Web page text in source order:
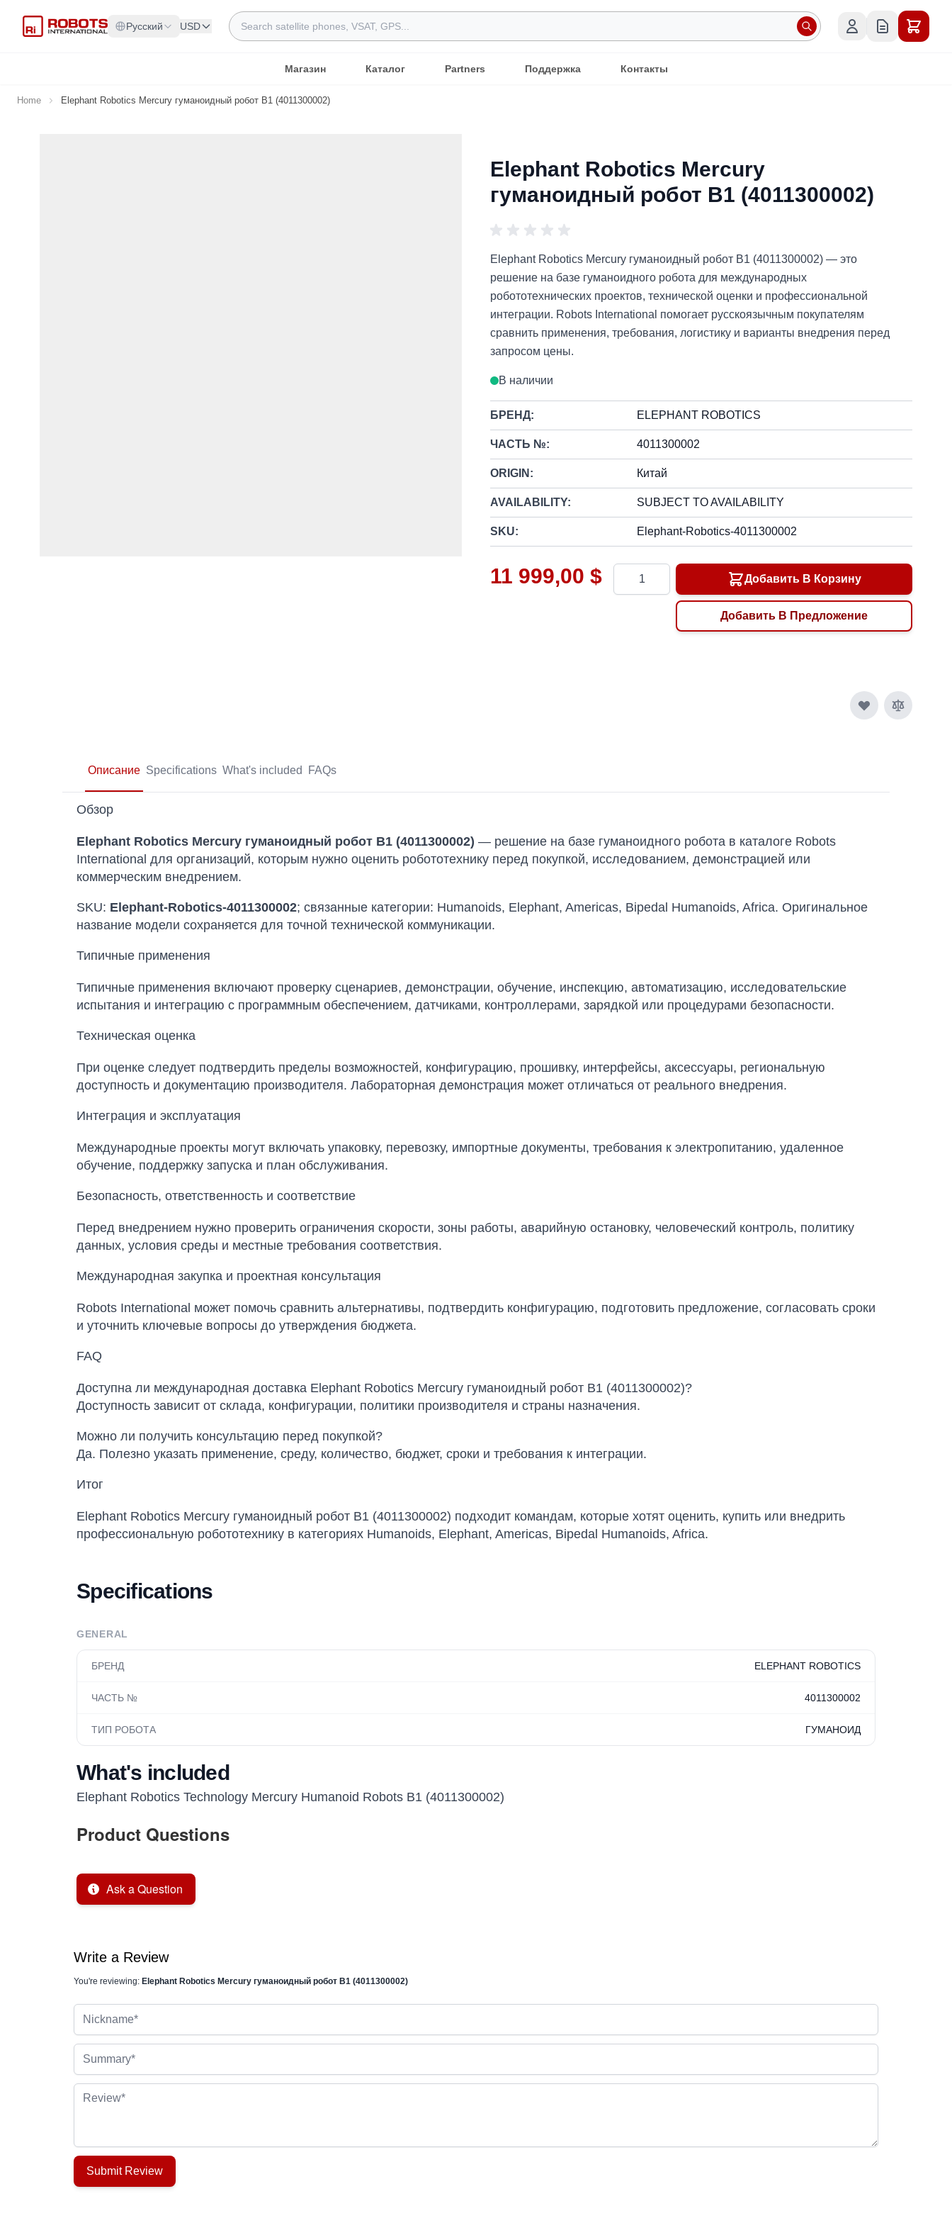
Русский USD
Search
Магазин Каталог Partners Поддержка Контакты
Home Elephant Robotics Mercury гуманоидный робот B1 (4011300002)
Elephant Robotics Mercury
гуманоидный робот B1 (4011300002)
Elephant Robotics Mercury гуманоидный робот B1 (4011300002) — это
решение на базе гуманоидного робота для международных
робототехнических проектов, технической оценки и профессиональной
интеграции. Robots International помогает русскоязычным покупателям
сравнить применения, требования, логистику и варианты внедрения перед
запросом цены.
В наличии
БРЕНД: ELEPHANT ROBOTICS
ЧАСТЬ №: 4011300002
ORIGIN: Китай
AVAILABILITY: SUBJECT TO AVAILABILITY
SKU: Elephant-Robotics-4011300002
11 999,00 $ Добавить В Корзину
Добавить В Предложение
Описание Specifications What's included FAQs
Обзор
Elephant Robotics Mercury гуманоидный робот B1 (4011300002) — решение на базе гуманоидного робота в каталоге Robots
International для организаций, которым нужно оценить робототехнику перед покупкой, исследованием, демонстрацией или
коммерческим внедрением.
SKU: Elephant-Robotics-4011300002; связанные категории: Humanoids, Elephant, Americas, Bipedal Humanoids, Africa. Оригинальное
название модели сохраняется для точной технической коммуникации.
Типичные применения
Типичные применения включают проверку сценариев, демонстрации, обучение, инспекцию, автоматизацию, исследовательские
испытания и интеграцию с программным обеспечением, датчиками, контроллерами, зарядкой или процедурами безопасности.
Техническая оценка
При оценке следует подтвердить пределы возможностей, конфигурацию, прошивку, интерфейсы, аксессуары, региональную
доступность и документацию производителя. Лабораторная демонстрация может отличаться от реального внедрения.
Интеграция и эксплуатация
Международные проекты могут включать упаковку, перевозку, импортные документы, требования к электропитанию, удаленное
обучение, поддержку запуска и план обслуживания.
Безопасность, ответственность и соответствие
Перед внедрением нужно проверить ограничения скорости, зоны работы, аварийную остановку, человеческий контроль, политику
данных, условия среды и местные требования соответствия.
Международная закупка и проектная консультация
Robots International может помочь сравнить альтернативы, подтвердить конфигурацию, подготовить предложение, согласовать сроки
и уточнить ключевые вопросы до утверждения бюджета.
FAQ
Доступна ли международная доставка Elephant Robotics Mercury гуманоидный робот B1 (4011300002)?
Доступность зависит от склада, конфигурации, политики производителя и страны назначения.
Можно ли получить консультацию перед покупкой?
Да. Полезно указать применение, среду, количество, бюджет, сроки и требования к интеграции.
Итог
Elephant Robotics Mercury гуманоидный робот B1 (4011300002) подходит командам, которые хотят оценить, купить или внедрить
профессиональную робототехнику в категориях Humanoids, Elephant, Americas, Bipedal Humanoids, Africa.
Specifications
GENERAL
БРЕНД ELEPHANT ROBOTICS
ЧАСТЬ № 4011300002
ТИП РОБОТА ГУМАНОИД
What's included
Elephant Robotics Technology Mercury Humanoid Robots B1 (4011300002)
Product Questions
Ask a Question
Write a Review
You're reviewing: Elephant Robotics Mercury гуманоидный робот B1 (4011300002)
Review
Submit Review